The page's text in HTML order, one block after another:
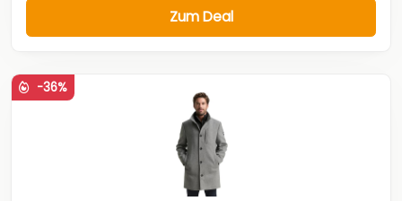
Zum Deal
-36%